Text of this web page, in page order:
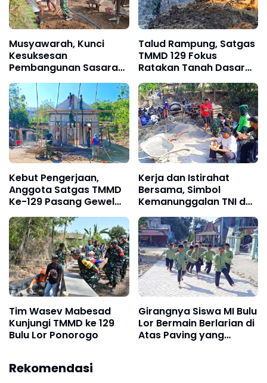
Musyawarah, Kunci
Kesuksesan
Pembangunan Sasaran
Fisik TMMD Ke-129
Talud Rampung, Satgas
TMMD 129 Fokus
Ratakan Tanah Dasar
Sungai
Kebut Pengerjaan,
Anggota Satgas TMMD
Ke-129 Pasang Gewel
Penopang Atap Rumah
Sasaran Rehab RTLH
Kerja dan Istirahat
Bersama, Simbol
Kemanunggalan TNI dan
Rakyat di TMMD 129 Bulu
Lor Ponorogo
Tim Wasev Mabesad
Kunjungi TMMD ke 129
Bulu Lor Ponorogo
Girangnya Siswa MI Bulu
Lor Bermain Berlarian di
Atas Paving yang
Rekomendasi